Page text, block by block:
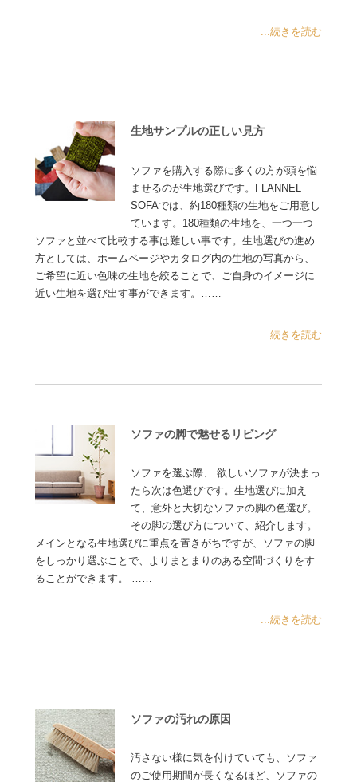
...続きを読む
生地サンプルの正しい見方
ソファを購入する際に多くの方が頭を悩
ませるのが生地選びです。FLANNEL
SOFAでは、約180種類の生地をご用意し
ています。180種類の生地を、一つ一つ
ソファと並べて比較する事は難しい事です。生地選びの進め
方としては、ホームページやカタログ内の生地の写真から、
ご希望に近い色味の生地を絞ることで、ご自身のイメージに
近い生地を選び出す事ができます。……
...続きを読む
ソファの脚で魅せるリビング
ソファを選ぶ際、 欲しいソファが決まっ
たら次は色選びです。生地選びに加え
て、意外と大切なソファの脚の色選び。
その脚の選び方について、紹介します。
メインとなる生地選びに重点を置きがちですが、ソファの脚
をしっかり選ぶことで、よりまとまりのある空間づくりをす
ることができます。 ……
...続きを読む
ソファの汚れの原因
汚さない様に気を付けていても、ソファ
のご使用期間が長くなるほど、ソファの